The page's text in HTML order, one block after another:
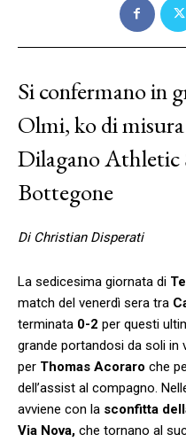
Si confermano in
Olmi, ko di
Dilagano Athletic
Bottegone
Di Christian Disperati
La sedicesima giornata di
match del venerdì sera tra
terminata 0-2 per questi
grande portandosi da soli in
per Thomas Acoraro che
dell’assist al compagno.
avviene con la sconfitta
Via Nova, che tornano al